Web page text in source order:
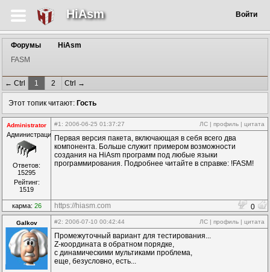
HiAsm Войти
Форумы
HiAsm
FASM
← Ctrl 1 2 Ctrl →
Этот топик читают: Гость
Administrator
Администрация
Ответов:
15295
Рейтинг:
1519
#1 : 2006-06-25 01:37:27 ЛС | профиль | цитата
Первая версия пакета, включающая в себя всего два
компонента. Больше служит примером возможности
создания на HiAsm программ под любые языки
программирования. Подробнее читайте в справке: !FASM!
карма: 26 https://hiasm.com 0
Galkov #2: 2006-07-10 00:42:44 ЛС | профиль | цитата
Промежуточный вариант для тестирования...
Z-координата в обратном порядке,
с динамическими мультиками проблема,
еще, безусловно, есть...